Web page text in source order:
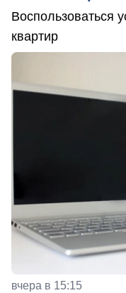
Воспользоваться
квартир
вчера в 15:15